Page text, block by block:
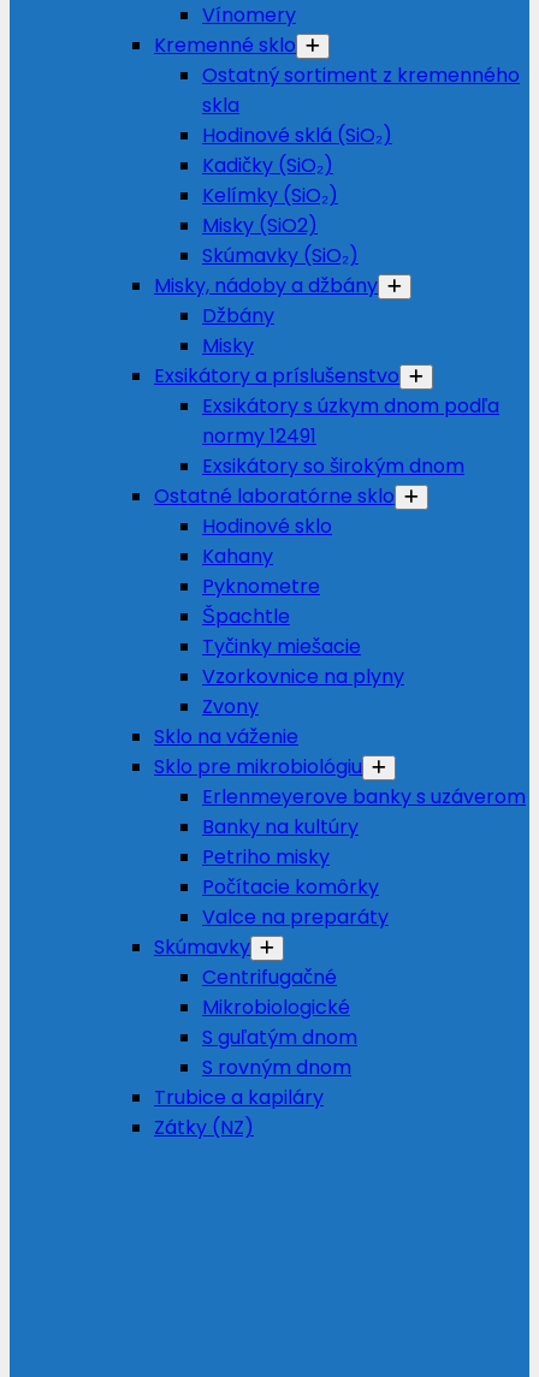
Vínomery
Kremenné sklo
Ostatný sortiment z kremenného
skla
Hodinové sklá (SiO₂)
Kadičky (SiO₂)
Kelímky (SiO₂)
Misky (SiO2)
Skúmavky (SiO₂)
Misky, nádoby a džbány
Džbány
Misky
Exsikátory a príslušenstvo
Exsikátory s úzkym dnom podľa
normy 12491
Exsikátory so širokým dnom
Ostatné laboratórne sklo
Hodinové sklo
Kahany
Pyknometre
Špachtle
Tyčinky miešacie
Vzorkovnice na plyny
Zvony
Sklo na váženie
Sklo pre mikrobiológiu
Erlenmeyerove banky s uzáverom
Banky na kultúry
Petriho misky
Počítacie komôrky
Valce na preparáty
Skúmavky
Centrifugačné
Mikrobiologické
S guľatým dnom
S rovným dnom
Trubice a kapiláry
Zátky (NZ)